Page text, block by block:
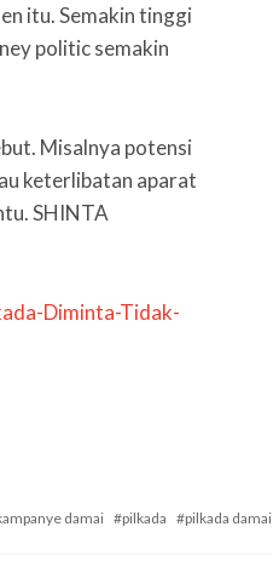
itu. Semakin tinggi
politic semakin
Misalnya potensi
keterlibatan aparat
SHINTA
Diminta-Tidak-
damai pilkada pilkada damai